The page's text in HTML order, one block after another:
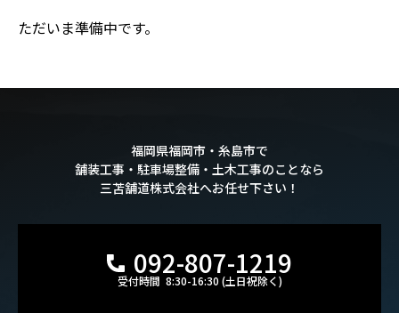
ただいま準備中です。
福岡県福岡市・糸島市で
舗装工事・駐車場整備・土木工事のことなら
三苫舗道株式会社へお任せ下さい！
092-807-1219
受付時間 8:30-16:30 (土日祝除く)